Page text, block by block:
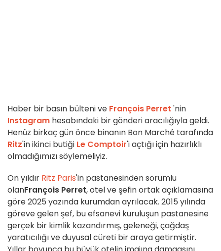
Haber bir basın bülteni ve François Perret 'nin
Instagram hesabındaki bir gönderi aracılığıyla geldi.
Henüz birkaç gün önce binanın Bon Marché tarafında
Ritz'in ikinci butiği Le Comptoir'i açtığı için hazırlıklı
olmadığımızı söylemeliyiz.
On yıldır Ritz Paris'in pastanesinden sorumlu
olanFrançois Perret, otel ve şefin ortak açıklamasına
göre 2025 yazında kurumdan ayrılacak. 2015 yılında
göreve gelen şef, bu efsanevi kuruluşun pastanesine
gerçek bir kimlik kazandırmış, geleneği, çağdaş
yaratıcılığı ve duyusal cüreti bir araya getirmiştir.